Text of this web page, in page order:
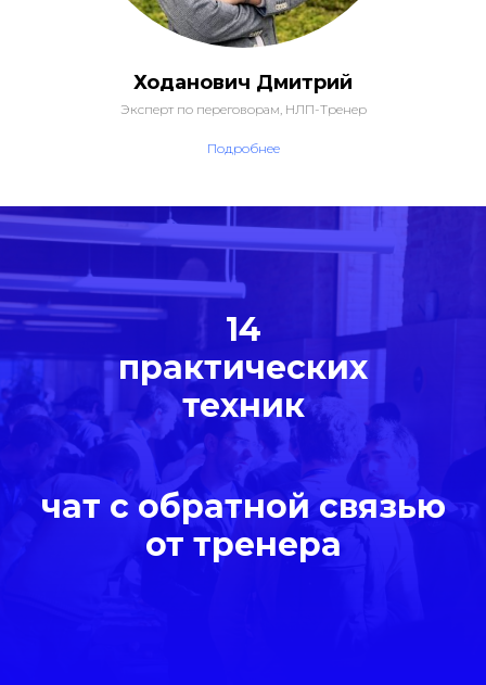
Ходанович Дмитрий
Эксперт по переговорам, НЛП-Тренер
Подробнее
14
практических
техник
чат с обратной связью
от тренера